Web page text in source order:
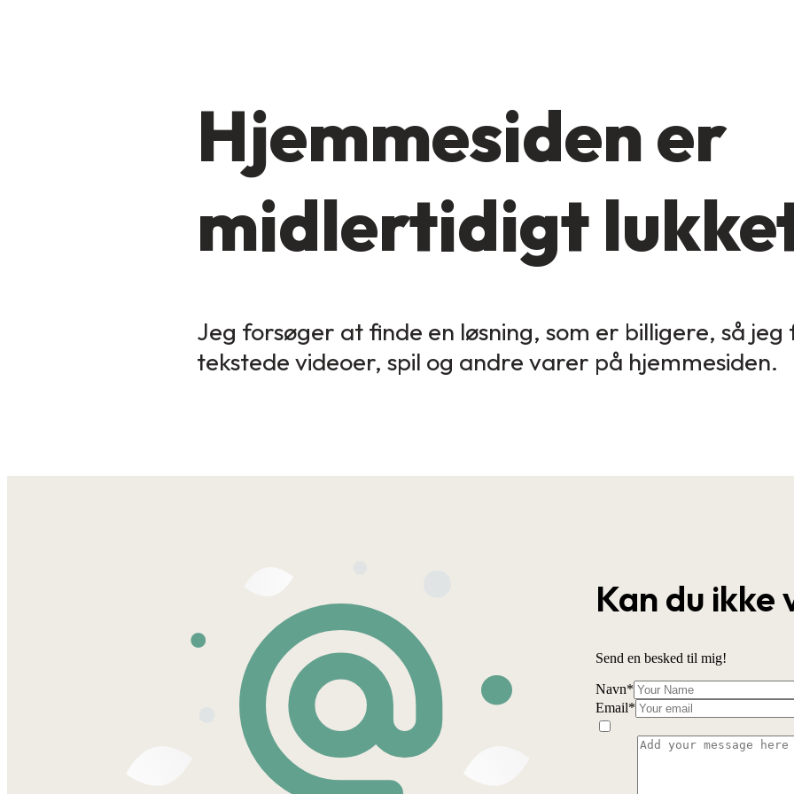
Hjemmesiden er
midlertidigt
Jeg forsøger at finde en løsning, som er billigere, så
tekstede videoer, spil og andre varer på hjemmesiden.
Kan du ikke
Send en besked til mig!
Navn*
Email*